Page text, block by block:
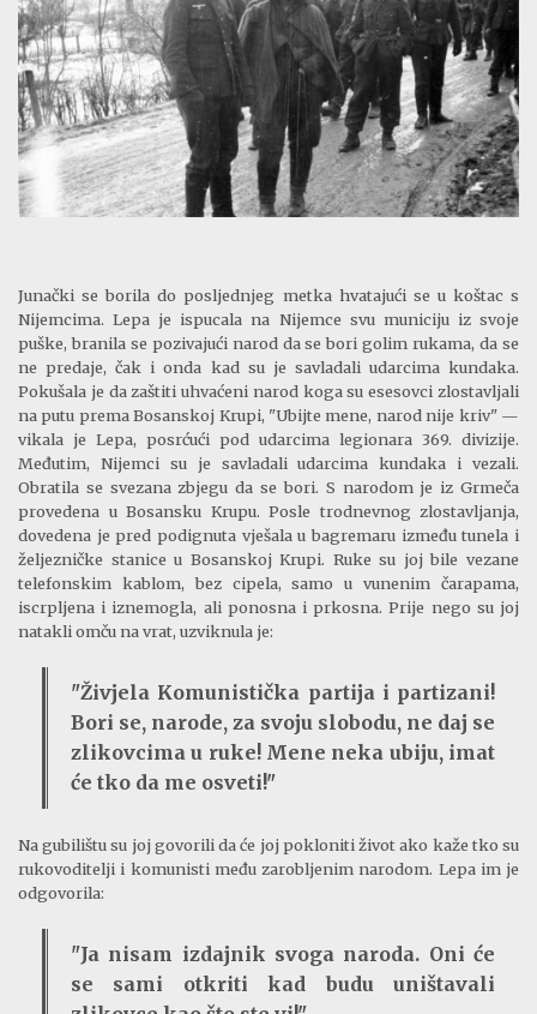
Junački se borila do posljednjeg metka hvatajući se u koštac s
Nijemcima. Lepa je ispucala na Nijemce svu municiju iz svoje
puške, branila se pozivajući narod da se bori golim rukama, da se
ne predaje, čak i onda kad su je savladali udarcima kundaka.
Pokušala je da zaštiti uhvaćeni narod koga su esesovci zlostavljali
na putu prema Bosanskoj Krupi, "Ubijte mene, narod nije kriv" —
vikala je Lepa, posrćući pod udarcima legionara 369. divizije.
Međutim, Nijemci su je savladali udarcima kundaka i vezali.
Obratila se svezana zbjegu da se bori. S narodom je iz Grmeča
provedena u Bosansku Krupu. Posle trodnevnog zlostavljanja,
dovedena je pred podignuta vješala ubagremaru između tunela i
željezničke stanice u Bosanskoj Krupi. Ruke su joj bile vezane
telefonskim kablom, bez cipela, samo u vunenim čarapama,
iscrpljena i iznemogla, ali ponosna i prkosna. Prije nego su joj
natakli omču na vrat, uzviknula je:
"Živjela Komunistička partija i partizani!
Bori se, narode, za svoju slobodu, ne daj se
zlikovcima u ruke! Mene neka ubiju, imat
će tko da me osveti!"
Na gubilištu su joj govorili da će joj pokloniti život ako kaže tko su
rukovoditelji i komunisti među zarobljenim narodom. Lepa im je
odgovorila:
"Ja nisam izdajnik svoga naroda. Oni će
se sami otkriti kad budu uništavali